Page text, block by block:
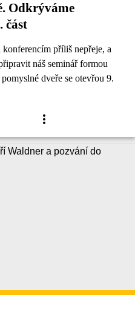
Odkrýváme
část
příliš nepřeje, a
náš seminář formou
dveře se otevřou 9.